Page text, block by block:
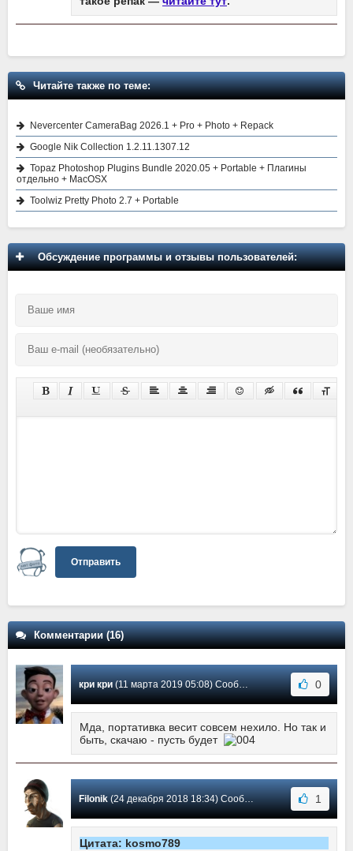
Читайте также по теме:
Nevercenter CameraBag 2026.1 + Pro + Photo + Repack
Google Nik Collection 1.2.11.1307.12
Topaz Photoshop Plugins Bundle 2020.05 + Portable + Плагины
отдельно + MacOSX
Toolwiz Pretty Photo 2.7 + Portable
Обсуждение программы и отзывы пользователей:
Отправить
Комментарии (16)
кри кри(11 марта 2019 05:08) Сообщение #8 0
Мда, портативка весит совсем нехило. Но так и
быть, скачаю - пусть будет
Filonik(24 декабря 2018 18:34) Сообщение #7 1
Цитата: kosmo789